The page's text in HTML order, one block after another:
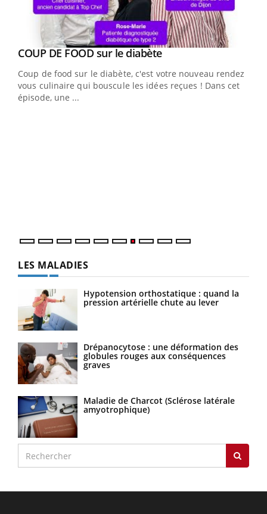
Youtube
COUP DE FOOD sur le diabèteYoutube
Coup de food sur le diabète, c'est votre nouveau rendez-
vous culinaire qui bouscule les idées reçues ! Dans cet
épisode, une ...
LES MALADIES
Hypotension orthostatique : quand la
pression artérielle chute au lever
Drépanocytose : une déformation des
globules rouges aux conséquences
graves
Maladie de Charcot (Sclérose latérale
amyotrophique)